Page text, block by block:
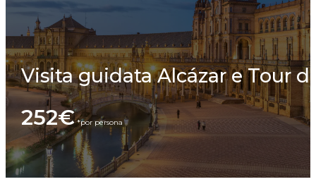
Visita guidata Alcázar e Tour
252€